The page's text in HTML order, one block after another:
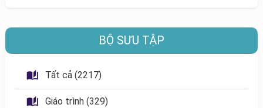
BỘ SƯU TẬP
Tất cả (2217)
Giáo trình (329)